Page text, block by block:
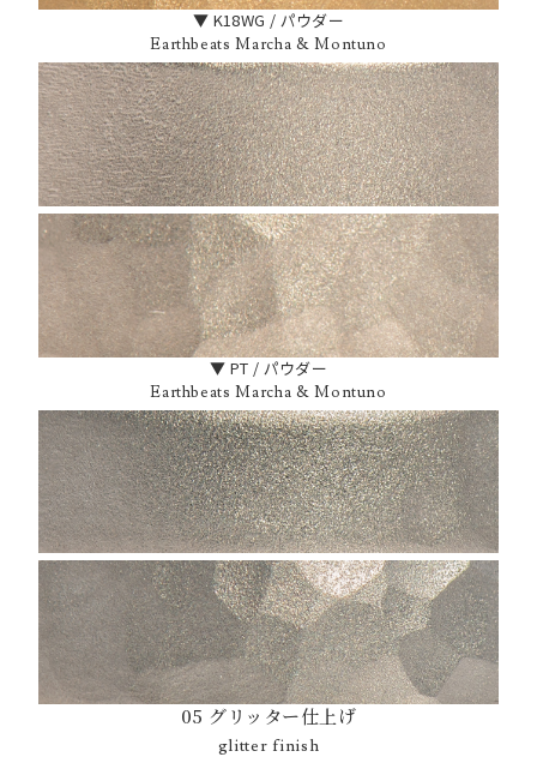
▼ K18WG / パウダー
Earthbeats Marcha & Montuno
▼ PT / パウダー
Earthbeats Marcha & Montuno
05 グリッター仕上げ
glitter finish